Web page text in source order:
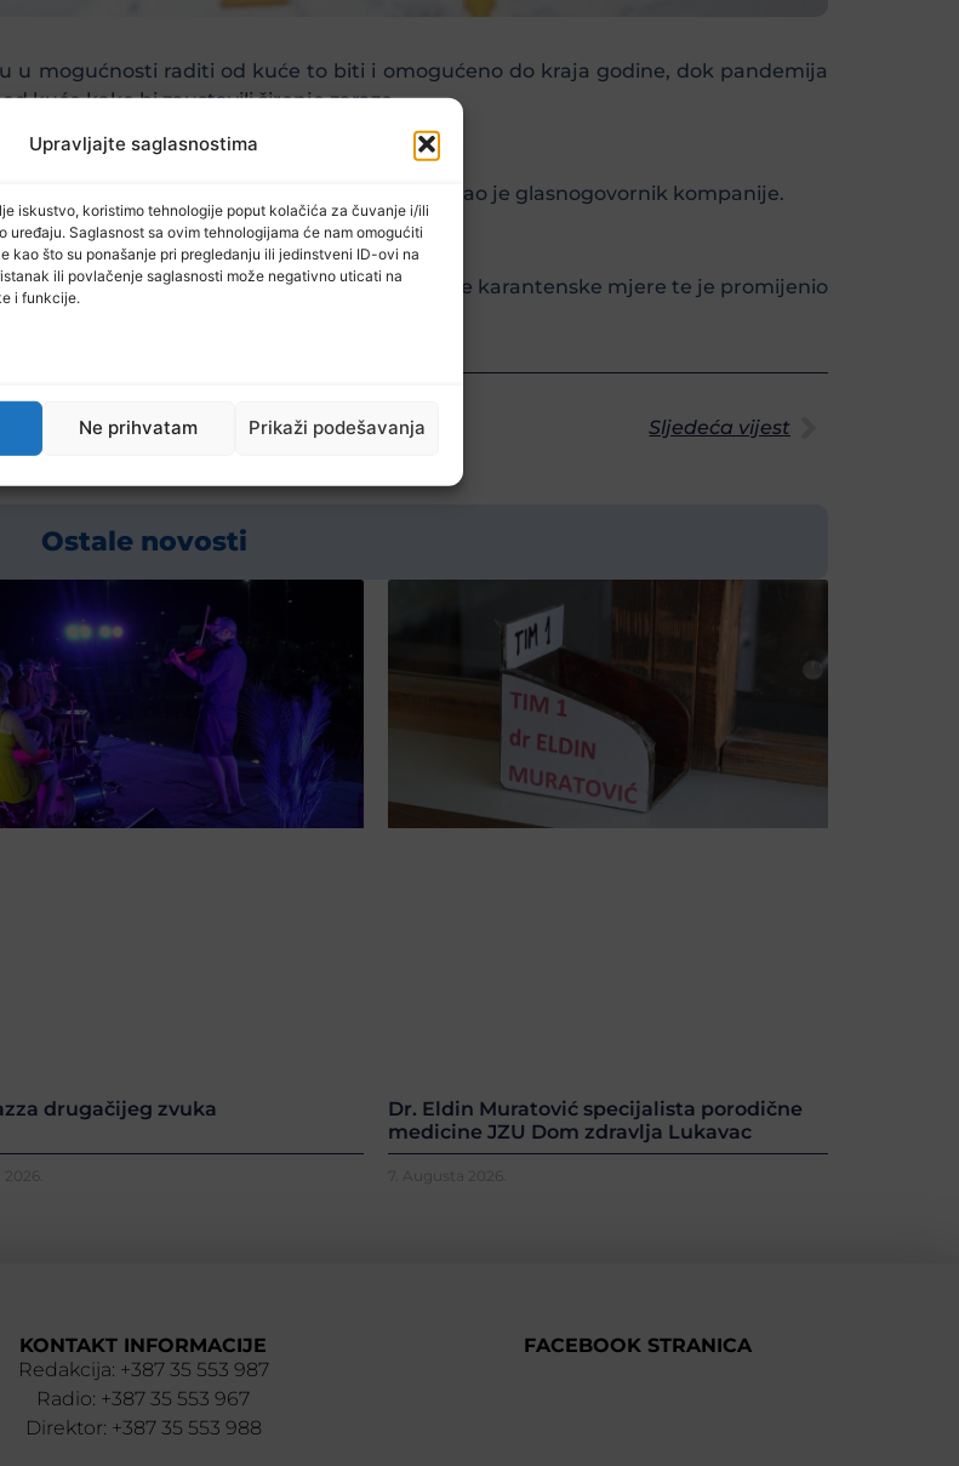
Upravljajte saglasnostima
iskustvo, koristimo tehnologije poput kolačića za čuvanje i/ili
uređaju. Saglasnost sa ovim tehnologijama će nam omogućiti
kao što su ponašanje pri pregledanju ili jedinstveni ID-ovi na
ili povlačenje saglasnosti može negativno uticati na
i funkcije.
Ne prihvatam Prikaži podešavanja
u mogućnosti raditi od kuće to biti i omogućeno do kraja godine, dok pandemija
kuće kako bi zaustavili širenje zaraze.
ureda ostane zatvorena do 6. maja, rekao je glasnogovornik kompanije.
svijeta, primorao je većinu zemalja na striktne karantenske mjere te je promijenio
Sljedeća vijest
Ostale novosti
drugačijeg zvuka
Dr. Eldin Muratović specijalista porodične
medicine JZU Dom zdravlja Lukavac
7. Augusta 2026.
KONTAKT INFORMACIJE
Redakcija: +387 35 553 987
Radio: +387 35 553 967
Direktor: +387 35 553 988
FACEBOOK STRANICA